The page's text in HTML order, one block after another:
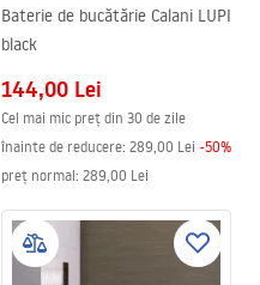
Baterie de bucătărie Calani LUPI
black
144,00 Lei
Cel mai mic preț din 30 de zile
înainte de reducere: 289,00 Lei -50%
preț normal: 289,00 Lei